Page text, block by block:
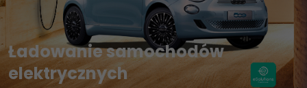
Ładowanie samochodów
elektrycznych